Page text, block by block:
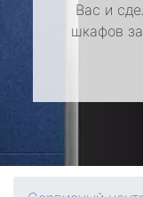
Вас и
шкафов